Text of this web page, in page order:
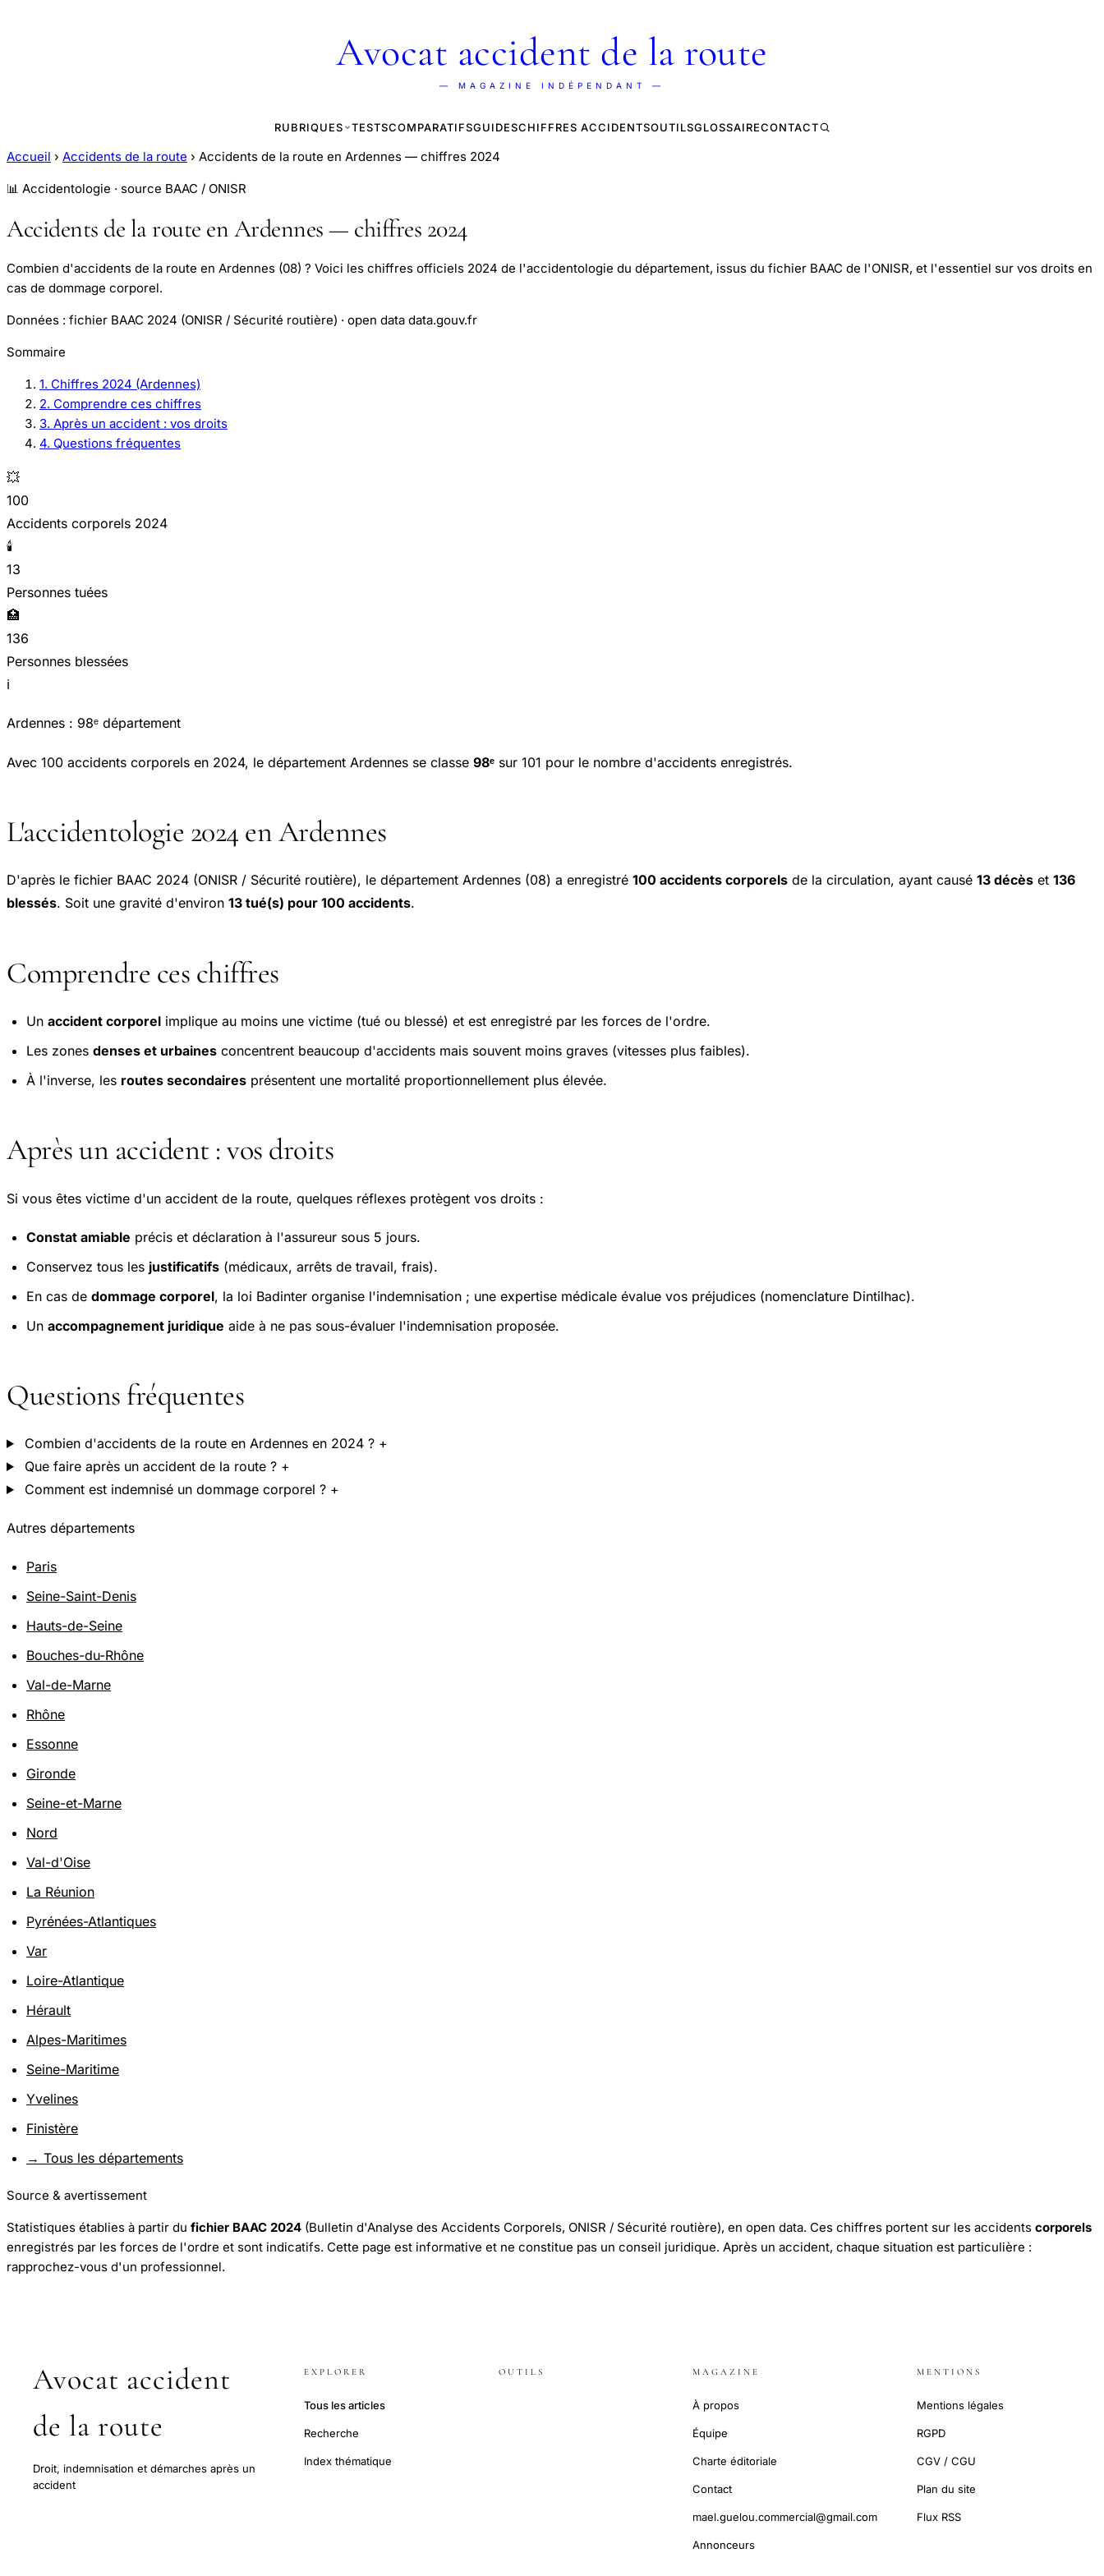
Avocat accident de la route
— MAGAZINE INDÉPENDANT —
RUBRIQUES TESTSCOMPARATIFSGUIDESCHIFFRES ACCIDENTSOUTILSGLOSSAIRECONTACT
Accueil › Accidents de la route › Accidents de la route en Ardennes — chiffres 2024
📊 Accidentologie · source BAAC / ONISR
Accidents de la route en Ardennes — chiffres 2024
Combien d'accidents de la route en Ardennes (08) ? Voici les chiffres officiels 2024 de l'accidentologie du département, issus du fichier BAAC de l'ONISR, et l'essentiel sur vos droits en
cas de dommage corporel.
Données : fichier BAAC 2024 (ONISR / Sécurité routière) · open data data.gouv.fr
Sommaire
1. Chiffres 2024 (Ardennes)
2. Comprendre ces chiffres
3. Après un accident : vos droits
4. Questions fréquentes
💥
100
Accidents corporels 2024
🕯️
13
Personnes tuées
🏥
136
Personnes blessées
ℹ️
Ardennes : 98ᵉ département
Avec 100 accidents corporels en 2024, le département Ardennes se classe 98ᵉ sur 101 pour le nombre d'accidents enregistrés.
L'accidentologie 2024 en Ardennes
D'après le fichier BAAC 2024 (ONISR / Sécurité routière), le département Ardennes (08) a enregistré 100 accidents corporels de la circulation, ayant causé 13 décès et 136
blessés. Soit une gravité d'environ 13 tué(s) pour 100 accidents.
Comprendre ces chiffres
Un accident corporel implique au moins une victime (tué ou blessé) et est enregistré par les forces de l'ordre.
Les zones denses et urbaines concentrent beaucoup d'accidents mais souvent moins graves (vitesses plus faibles).
À l'inverse, les routes secondaires présentent une mortalité proportionnellement plus élevée.
Après un accident : vos droits
Si vous êtes victime d'un accident de la route, quelques réflexes protègent vos droits :
Constat amiable précis et déclaration à l'assureur sous 5 jours.
Conservez tous les justificatifs (médicaux, arrêts de travail, frais).
En cas de dommage corporel, la loi Badinter organise l'indemnisation ; une expertise médicale évalue vos préjudices (nomenclature Dintilhac).
Un accompagnement juridique aide à ne pas sous-évaluer l'indemnisation proposée.
Questions fréquentes
Combien d'accidents de la route en Ardennes en 2024 ? +
Que faire après un accident de la route ? +
Comment est indemnisé un dommage corporel ? +
Autres départements
Paris
Seine-Saint-Denis
Hauts-de-Seine
Bouches-du-Rhône
Val-de-Marne
Rhône
Essonne
Gironde
Seine-et-Marne
Nord
Val-d'Oise
La Réunion
Pyrénées-Atlantiques
Var
Loire-Atlantique
Hérault
Alpes-Maritimes
Seine-Maritime
Yvelines
Finistère
→ Tous les départements
Source & avertissement
Statistiques établies à partir du fichier BAAC 2024 (Bulletin d'Analyse des Accidents Corporels, ONISR / Sécurité routière), en open data. Ces chiffres portent sur les accidents corporels
enregistrés par les forces de l'ordre et sont indicatifs. Cette page est informative et ne constitue pas un conseil juridique. Après un accident, chaque situation est particulière :
rapprochez-vous d'un professionnel.
Avocat accident
de la route
Droit, indemnisation et démarches après un
accident
EXPLORER
Tous les articles
Recherche
Index thématique
OUTILS MAGAZINE
À propos
Équipe
Charte éditoriale
Contact
mael.guelou.commercial@gmail.com
Annonceurs
MENTIONS
Mentions légales
RGPD
CGV / CGU
Plan du site
Flux RSS